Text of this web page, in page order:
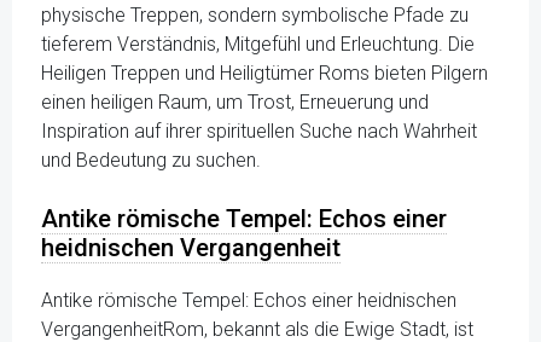
physische Treppen, sondern symbolische Pfade zu
tieferem Verständnis, Mitgefühl und Erleuchtung. Die
Heiligen Treppen und Heiligtümer Roms bieten Pilgern
einen heiligen Raum, um Trost, Erneuerung und
Inspiration auf ihrer spirituellen Suche nach Wahrheit
und Bedeutung zu suchen.
Antike römische Tempel: Echos einer
heidnischen Vergangenheit
Antike römische Tempel: Echos einer heidnischen
VergangenheitRom, bekannt als die Ewige Stadt, ist